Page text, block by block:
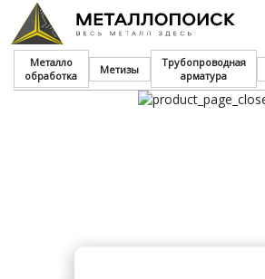
Металло
обработка
Метизы
Трубопроводная
арматура